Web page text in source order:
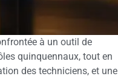
à un outil de
quinquennaux, tout en
des techniciens, et une